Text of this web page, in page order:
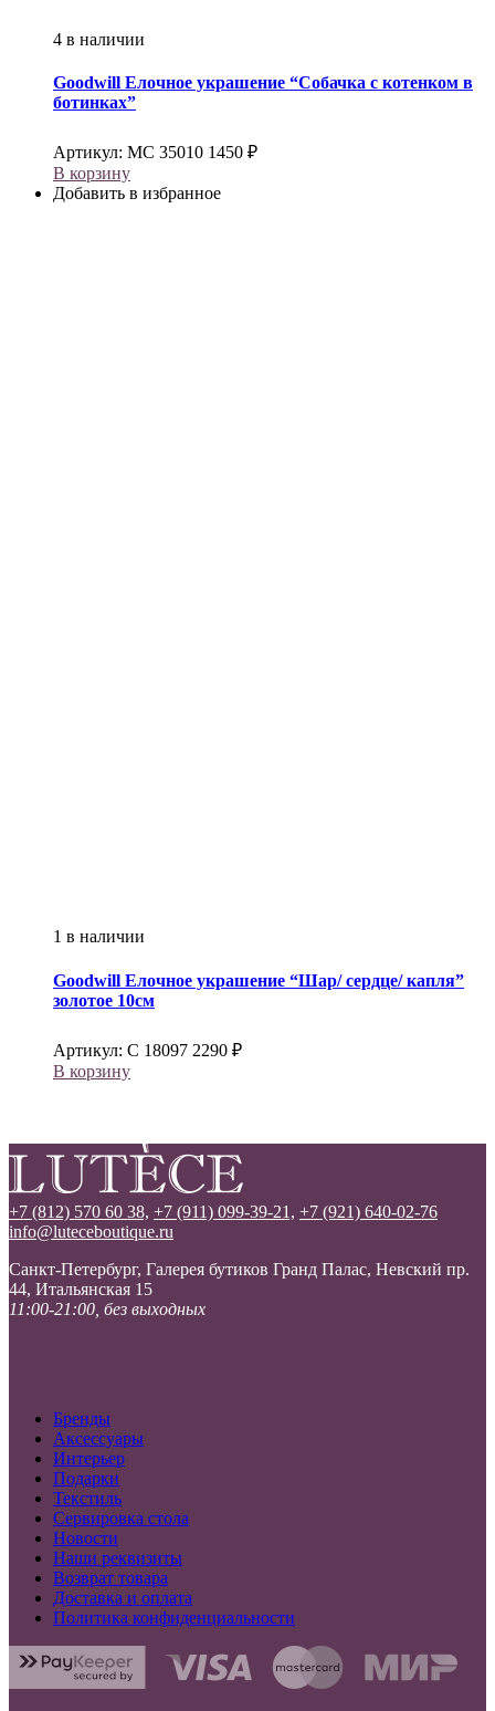
4 в наличии
Goodwill Елочное украшение “Собачка с котенком в
ботинках”
Артикул: МС 35010 1450 ₽
В корзину
Добавить в избранное
1 в наличии
Goodwill Елочное украшение “Шар/ сердце/ капля”
золотое 10см
Артикул: С 18097 2290 ₽
В корзину
+7 (812) 570 60 38, +7 (911) 099-39-21, +7 (921) 640-02-76
info@luteceboutique.ru
Санкт-Петербург, Галерея бутиков Гранд Палас, Невский пр.
44, Итальянская 15
11:00-21:00, без выходных
Бренды
Аксессуары
Интерьер
Подарки
Текстиль
Сервировка стола
Новости
Наши реквизиты
Возврат товара
Доставка и оплата
Политика конфиденциальности